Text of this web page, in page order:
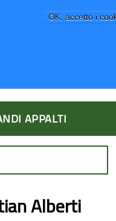
OK, accetto i
APPALTI
Alberti